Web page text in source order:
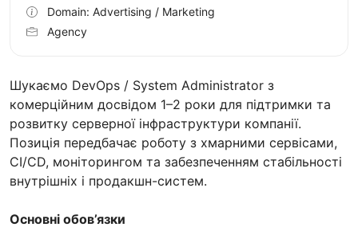
Шукаємо DevOps / System Administrator з
комерційним досвідом 1–2 роки для підтримки та
розвитку серверної інфраструктури компанії.
Позиція передбачає роботу з хмарними сервісами,
CI/CD, моніторингом та забезпеченням стабільності
внутрішніх і продакшн-систем.
Основні обов’язки
Domain: Advertising / Marketing
Agency